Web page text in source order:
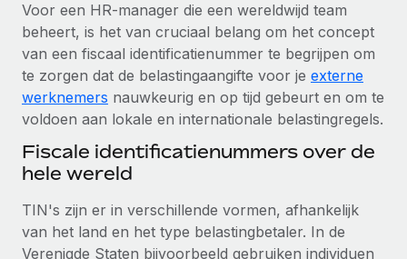
Integraties
Processen stroomlijnen met essentiële zakelijke tools
DIENSTEN
Vraag een expert
Krijg hulp van global HR- en juridische experts
Achtergrondonderzoek
Vereenvoudig het screeningsproces van
kandidaten
Strategische technologiepartners
Integreer global HR flexibel in je platform
Een partner worden
Ontdek hoe je met ons kunt samenwerken
Remote Build
Binnenkort beschikbaar
Integraties en advies over AI-automatiseringen
CASESTUDY'S
Webinars
Evenementen
Newsroom
Inzichtencentrum
Support
Alle bronnen bekijken
한국어
中文（简体）
Voor een HR-manager die een wereldwijd team
beheert, is het van cruciaal belang om het concept
van een fiscaal identificatienummer te begrijpen om
te zorgen dat de belastingaangifte voor je externe
werknemers nauwkeurig en op tijd gebeurt en om te
voldoen aan lokale en internationale belastingregels.
Fiscale identificatienummers over de
hele wereld
TIN's zijn er in verschillende vormen, afhankelijk
van het land en het type belastingbetaler. In de
Verenigde Staten bijvoorbeeld gebruiken individuen